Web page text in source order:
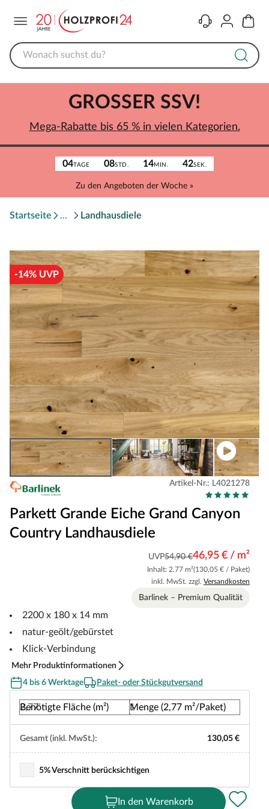
KontaktKonto
04TAGE 08STD. 14MIN. 42SEK.
Zu den Angeboten der Woche »
GROSSER SSV!
Mega-Rabatte bis 65 % in vielen Kategorien.
Startseite Landhausdiele
-14% UVP
Artikel-Nr.: L4021278
Parkett Grande Eiche Grand Canyon
Country Landhausdiele
UVP54,90 €46,95 € / m²
Inhalt: 2.77 m²(130,05 € / Paket)
inkl. MwSt. zzgl. Versandkosten
Barlinek – Premium Qualität
2200 x 180 x 14 mm
natur-geölt/gebürstet
Klick-Verbindung
Mehr Produktinformationen
4 bis 6 Werktage
Paket- oder Stückgutversand
Benötigte Fläche (m²) Menge (2,77 m²/Paket)
Gesamt (inkl. MwSt.): 130,05 €
5% Verschnitt berücksichtigen
In den Warenkorb